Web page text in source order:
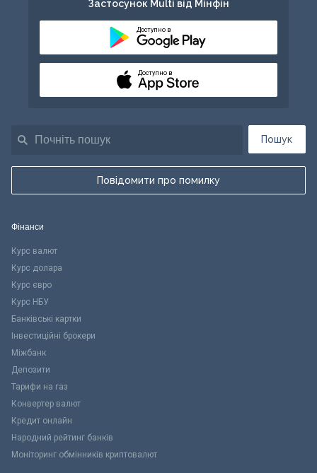
Пошук
Повідомити про помилку
Застосунок Multi від Мінфін
Доступно в
Доступно в
Фінанси
Курс валют
Курс долара
Курс євро
Курс НБУ
Банківські картки
Інвестиційні брокери
Міжбанк
Депозити
Тарифи на газ
Конвертер валют
Кредит онлайн
Народний рейтинг банків
Моніторинг обмінників криптовалют